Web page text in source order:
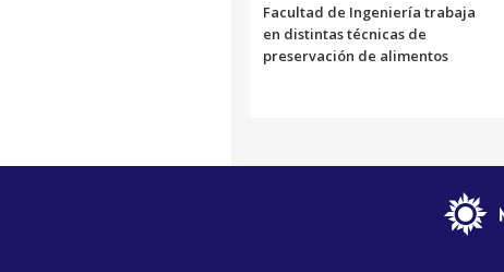
Facultad de Ingeniería trabaja
en distintas técnicas de
preservación de alimentos